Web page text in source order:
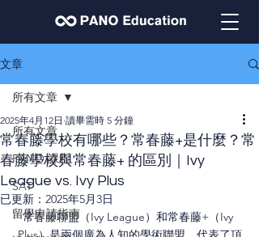
文章
所有文章
PANO 課程
SAT
留學申請指南
所有文章
常春藤學校有哪些？常春藤+是什麼？常
春藤學校與常春藤+ 的區別｜Ivy
League vs. Ivy Plus
2025年4月12日 讀畢需時 5 分鐘
已更新： 2025年5月3日
常春藤聯盟（Ivy League）和常春藤+（Ivy